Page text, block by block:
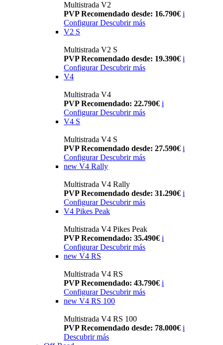
Multistrada V2
PVP Recomendado desde: 16.790€ i
Configurar Descubrir más
V2 S
Multistrada V2 S
PVP Recomendado desde: 19.390€ i
Configurar Descubrir más
V4
Multistrada V4
PVP Recomendado: 22.790€ i
Configurar Descubrir más
V4 S
Multistrada V4 S
PVP Recomendado desde: 27.590€ i
Configurar Descubrir más
new V4 Rally
Multistrada V4 Rally
PVP Recomendado desde: 31.290€ i
Configurar Descubrir más
V4 Pikes Peak
Multistrada V4 Pikes Peak
PVP Recomendado: 35.490€ i
Configurar Descubrir más
new V4 RS
Multistrada V4 RS
PVP Recomendado: 43.790€ i
ConfigurarDescubrir más
new V4 RS 100
Multistrada V4 RS 100
PVP Recomendado desde: 78.000€ i
Descubrir más